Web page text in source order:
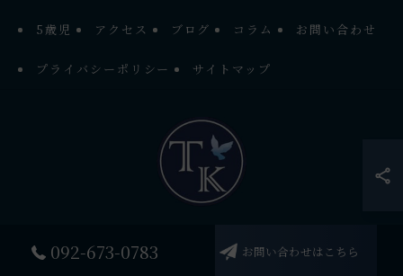
092-673-0783 お問い合わせはこちら
5歳児 アクセス ブログ コラム お問い合わせ
プライバシーポリシー サイトマップ
© 2026 福岡県福岡市東区アイランドシティのプリスクールならThinkingKids
International School ALL RIGHTS RESERVED.